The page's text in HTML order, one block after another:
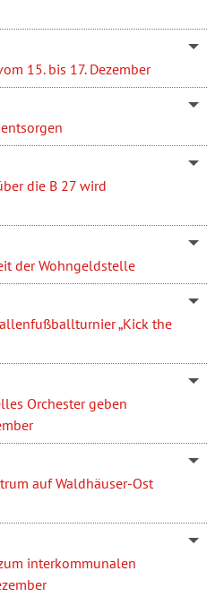
15. bis 17. Dezember
die B 27 wird
der Wohngeldstelle
„Kick the
Orchester geben
auf Waldhäuser-Ost
interkommunalen